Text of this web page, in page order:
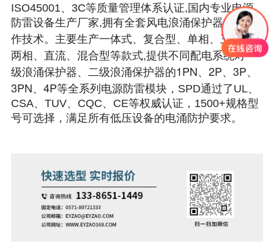
ISO45001、3C等质量管理体系认证,国内专业电源
防雷设备生产厂家,拥有全套风电浪涌保护器生产制
作技术。主要生产一体式、复合型、单相、三相、
两相、直流、混合型等款式,提供不同配电系统对一
级浪涌保护器、二级浪涌保护器的1PN、2P、3P、
3PN、4P等全系列电源防雷模块，SPD通过了UL、
CSA、TUV、CQC、CE等权威认证，1500+规格型
号可选择，满足所有低压设备的电涌防护要求。